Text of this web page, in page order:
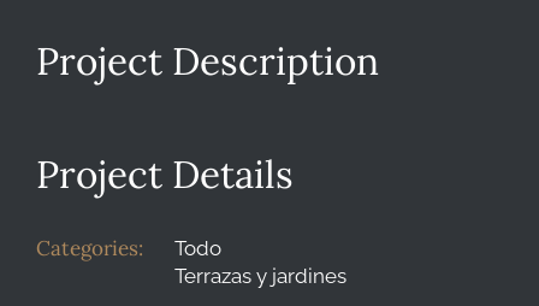
BLOG
CONTACTO
Project Description
Project Details
Categories:
Todo
Terrazas y jardines